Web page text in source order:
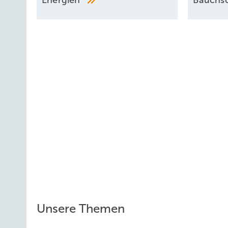
Unsere Themen